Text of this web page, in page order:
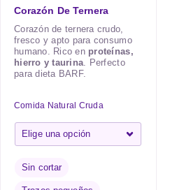
Corazón De Ternera
Corazón de ternera crudo,
fresco y apto para consumo
humano. Rico en proteínas,
hierro y taurina . Perfecto
para dieta BARF.
Comida Natural Cruda
Sin cortar